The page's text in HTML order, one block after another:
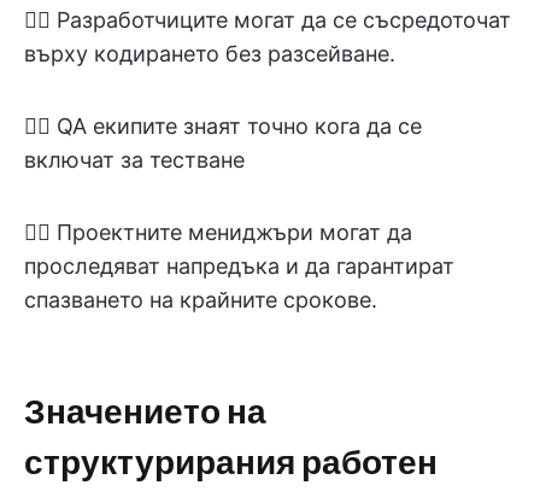
👉🏽 Разработчиците могат да се съсредоточат
върху кодирането без разсейване.
👉🏽 QA екипите знаят точно кога да се
включат за тестване
👉🏽 Проектните мениджъри могат да
проследяват напредъка и да гарантират
спазването на крайните срокове.
Значението на
структурирания работен